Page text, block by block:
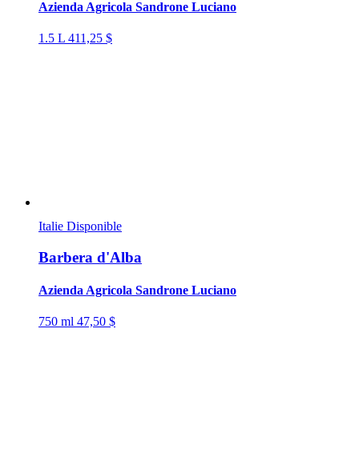
Azienda Agricola Sandrone Luciano
1.5 L 411,25 $
Italie Disponible
Barbera d'Alba
Azienda Agricola Sandrone Luciano
750 ml 47,50 $